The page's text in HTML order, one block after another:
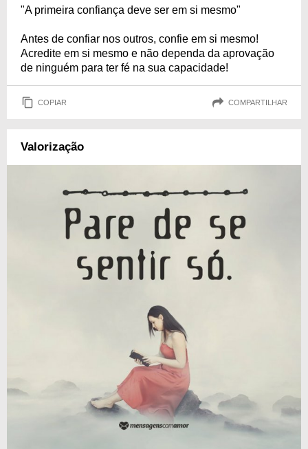
"A primeira confiança deve ser em si mesmo"
Antes de confiar nos outros, confie em si mesmo!
Acredite em si mesmo e não dependa da aprovação
de ninguém para ter fé na sua capacidade!
COPIAR COMPARTILHAR
Valorização